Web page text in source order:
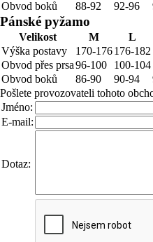
Obvod boků
88-92 92-96
Pánské pyžamo
Velikost M L
Výška postavy
170-176176-182
Obvod přes prsa96-100 100-104
Obvod boků
86-90 90-94
Pošlete provozovateli tohoto
Jméno:
E-mail:
Dotaz: